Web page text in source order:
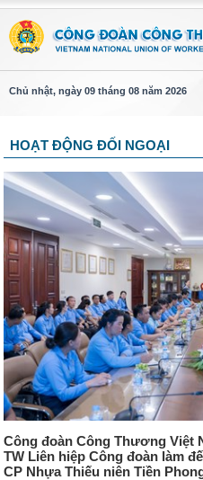
Chủ nhật, ngày 09 tháng 08 năm 2026
HOẠT ĐỘNG ĐỐI NGOẠI
Công đoàn Công Thương Việt
TW Liên hiệp Công đoàn làm
CP Nhựa Thiếu niên Tiền